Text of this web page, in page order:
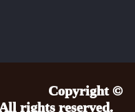
©
rights reserved.